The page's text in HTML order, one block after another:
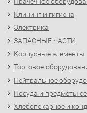
Клининг и гигиена
Электрика
ЗАПАСНЫЕ ЧАСТИ
Корпусные элементы
Торговое
Нейтральное
Посуда и предметы
Хлебопекарное и